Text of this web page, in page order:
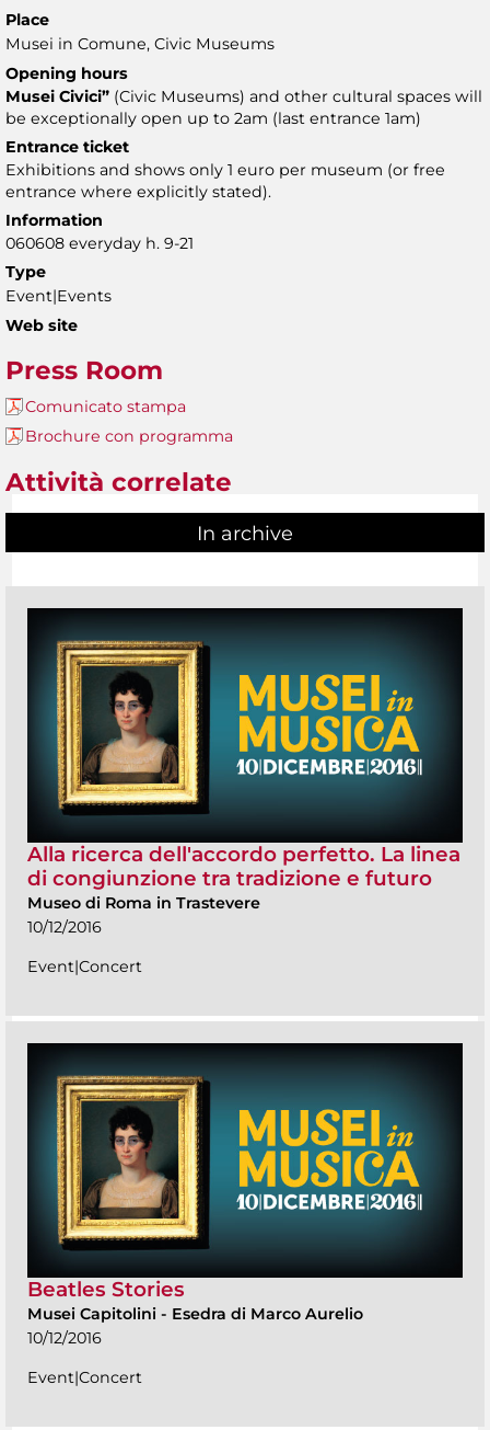
Place
Musei in Comune, Civic Museums
Opening hours
Musei Civici” (Civic Museums) and other cultural spaces will
be exceptionally open up to 2am (last entrance 1am)
Entrance ticket
Exhibitions and shows only 1 euro per museum (or free
entrance where explicitly stated).
Information
060608 everyday h. 9-21
Type
Event|Events
Web site
Press Room
Comunicato stampa
Brochure con programma
Attività correlate
In archive
Alla ricerca dell'accordo perfetto. La linea
di congiunzione tra tradizione e futuro
Museo di Roma in Trastevere
10/12/2016
Event|Concert
Beatles Stories
Musei Capitolini - Esedra di Marco Aurelio
10/12/2016
Event|Concert